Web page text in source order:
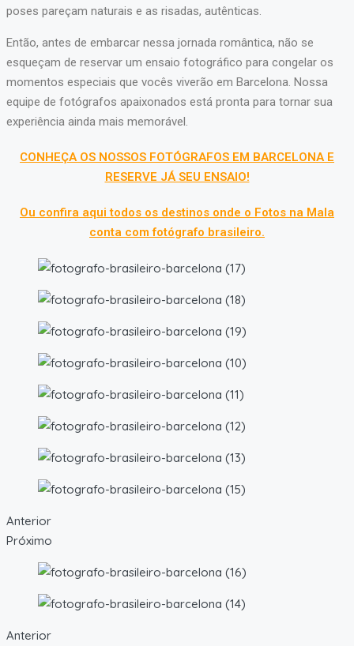
poses pareçam naturais e as risadas, autênticas.
Então, antes de embarcar nessa jornada romântica, não se
esqueçam de reservar um ensaio fotográfico para congelar os
momentos especiais que vocês viverão em Barcelona. Nossa
equipe de fotógrafos apaixonados está pronta para tornar sua
experiência ainda mais memorável.
CONHEÇA OS NOSSOS FOTÓGRAFOS EM BARCELONA E
RESERVE JÁ SEU ENSAIO!
Ou confira aqui todos os destinos onde o Fotos na Mala
conta com fotógrafo brasileiro.
Anterior
Próximo
Anterior